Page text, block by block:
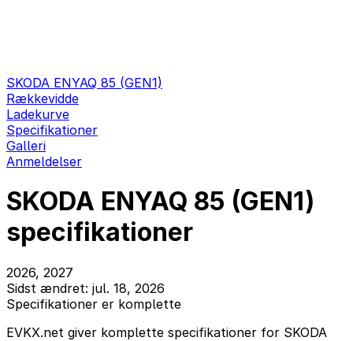
SKODA ENYAQ 85 (GEN1)
Rækkevidde
Ladekurve
Specifikationer
Galleri
Anmeldelser
SKODA ENYAQ 85 (GEN1)
specifikationer
2026, 2027
Sidst ændret: jul. 18, 2026
Specifikationer er komplette
EVKX.net giver komplette specifikationer for SKODA